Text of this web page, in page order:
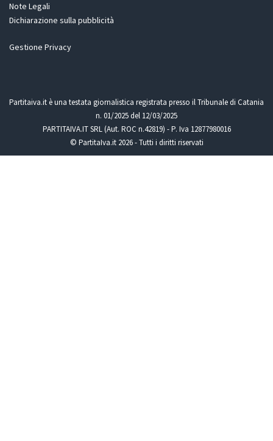
Note Legali
Dichiarazione sulla pubblicità
Gestione Privacy
Partitaiva.it è una testata giornalistica registrata presso il Tribunale di Catania
n. 01/2025 del 12/03/2025
PARTITAIVA.IT SRL (Aut. ROC n.42819) - P. Iva 12877980016
© PartitaIva.it 2026 - Tutti i diritti riservati